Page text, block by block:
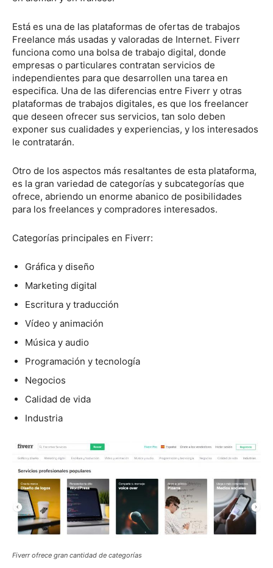
Está es una de las plataformas de ofertas de trabajos
Freelance más usadas y valoradas de Internet. Fiverr
funciona como una bolsa de trabajo digital, donde
empresas o particulares contratan servicios de
independientes para que desarrollen una tarea en
especifica. Una de las diferencias entre Fiverr y otras
plataformas de trabajos digitales, es que los freelancer
que deseen ofrecer sus servicios, tan solo deben
exponer sus cualidades y experiencias, y los interesados
le contratarán.
Otro de los aspectos más resaltantes de esta plataforma,
es la gran variedad de categorías y subcategorías que
ofrece, abriendo un enorme abanico de posibilidades
para los freelances y compradores interesados.
Categorías principales en Fiverr:
Gráfica y diseño
Marketing digital
Escritura y traducción
Vídeo y animación
Música y audio
Programación y tecnología
Negocios
Calidad de vida
Industria
Fiverr ofrece gran cantidad de categorías